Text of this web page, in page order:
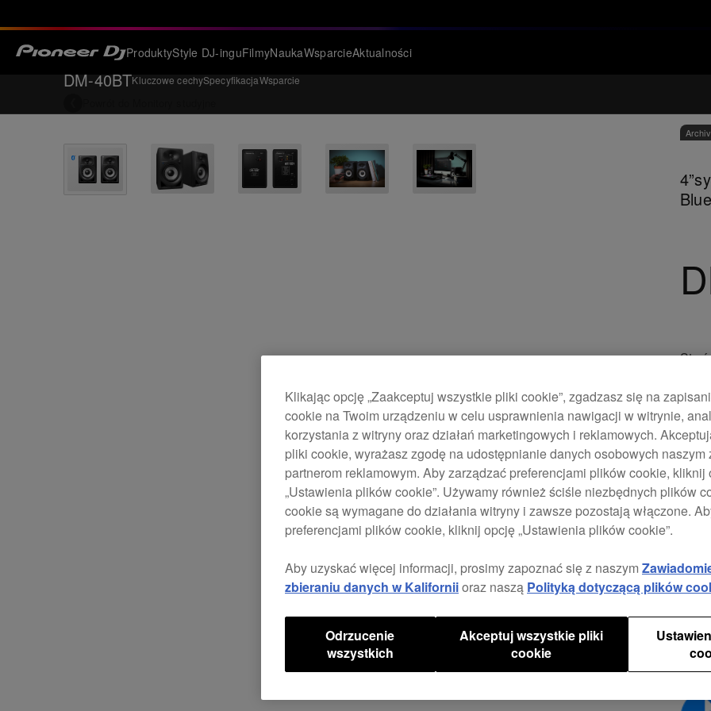
ProduktyStyle DJ-inguFilmyNaukaWsparcieAktualności
DM-40BTKluczowe cechySpecyfikacjaWsparcie
DJ.
Klikając opcję „Zaakceptuj wszystkie pliki cookie”, zgadzasz się na
cookie na Twoim urządzeniu w celu usprawnienia nawigacji w witrynie,
korzystania z witryny oraz działań marketingowych i reklamowych.
pliki cookie, wyrażasz zgodę na udostępnianie danych osobowych naszym
partnerom reklamowym. Aby zarządzać preferencjami plików cookie, kliknij
„Ustawienia plików cookie”. Używamy również ściśle niezbędnych plików
cookie są wymagane do działania witryny i zawsze pozostają włączone.
preferencjami plików cookie, kliknij opcję „Ustawienia plików cookie”.
Aby uzyskać więcej informacji, prosimy zapoznać się z naszym
zbieraniu danych w Kaliforniioraz naszą Polityką dotyczącą plików
Odrzucenie
wszystkich
Akceptuj wszystkie pliki
cookie